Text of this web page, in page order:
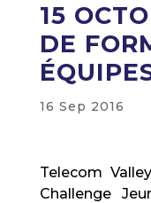
15
DE
16 Sep 2016
Telecom
Challenge